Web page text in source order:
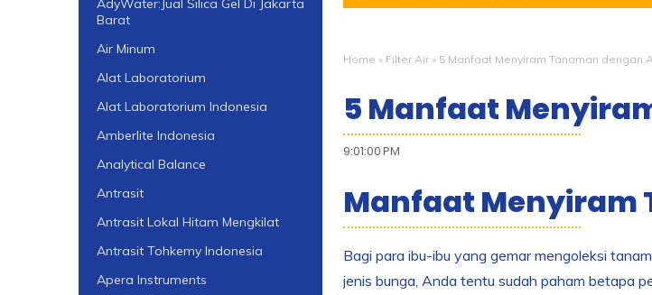
Home » Filter Air» 5 Manfaat Menyiram Tanaman dengan
5 Manfaat
9:01:00 PM
Manfaat Menyiram
Bagi para ibu-ibu yang gemar mengoleksi
jenis bunga, Anda tentu sudah paham betapa
AdyWater:Jual Silica Gel Di Jakarta
Barat
Air Minum
Alat Laboratorium
Alat Laboratorium Indonesia
Amberlite Indonesia
Analytical Balance
Antrasit
Antrasit Lokal Hitam Mengkilat
Antrasit Tohkemy Indonesia
Apera Instruments